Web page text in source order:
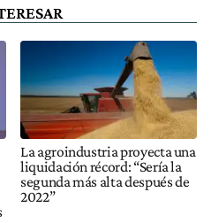
La agroindustria proyecta una
liquidación récord: “Sería la
segunda más alta después de
2022”